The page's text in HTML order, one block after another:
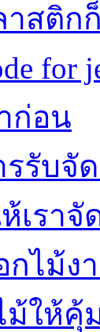
าสติก
ก่อน
รรับจั
ห้เราจั
กไม้ง
ม้ให้คุ้